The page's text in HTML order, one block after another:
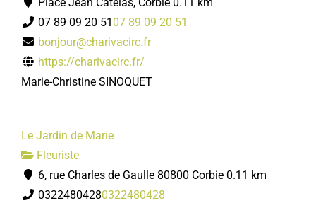
07 89 09 20 51 07 89 09 20 51
bonjour@charivacirc.fr
https://charivacirc.fr/
Marie-Christine SINOQUET
Le Jardin de Marie
Fleuriste
6, rue Charles de Gaulle 80800 Corbie 0.11 km
03224804280322480428